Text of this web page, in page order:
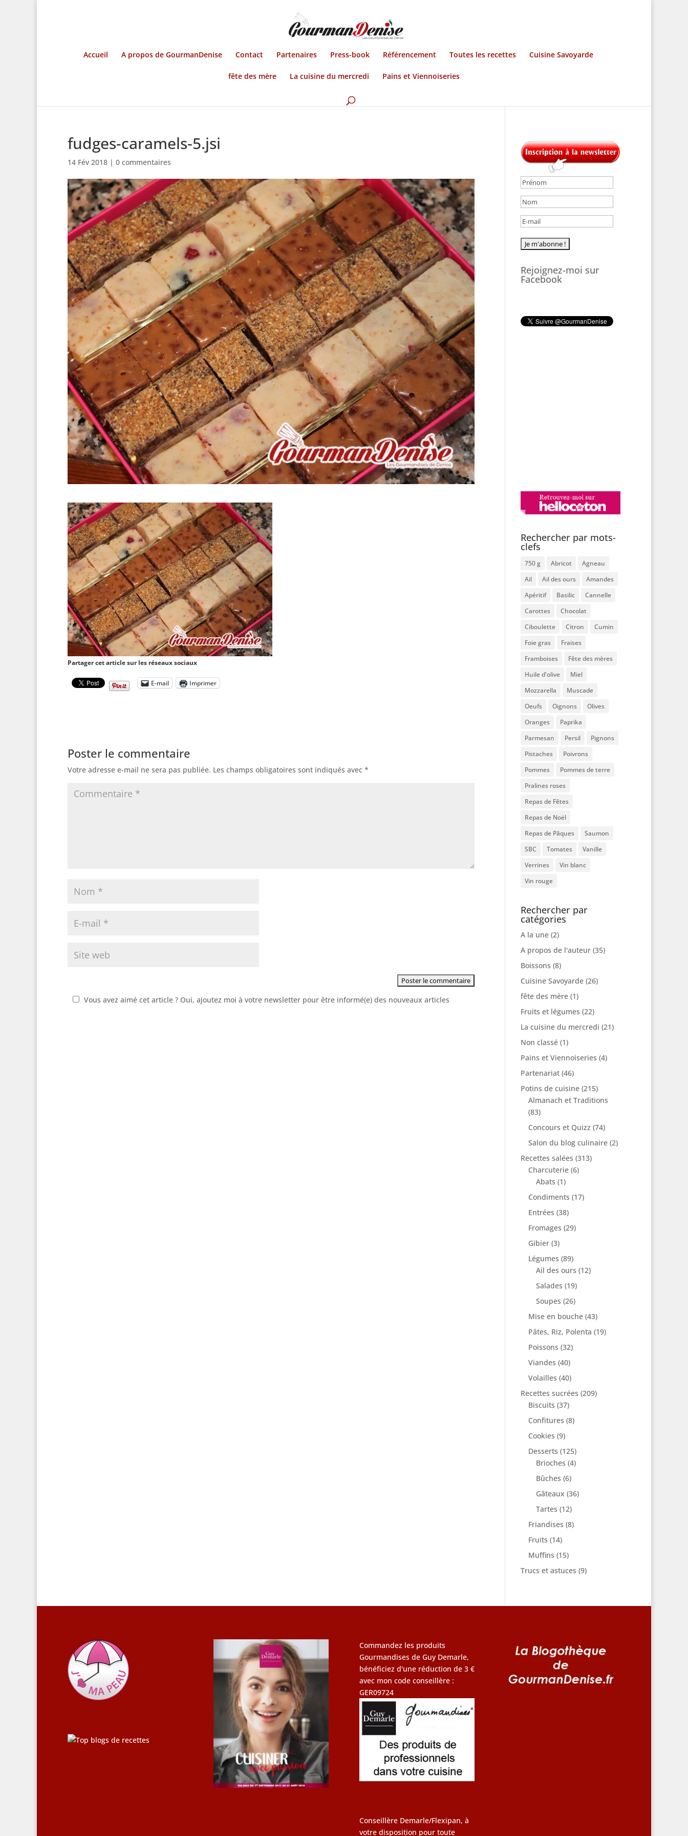
Accueil A propos de GourmanDenise Contact Partenaires Press-book Référencement Toutes les recettes Cuisine Savoyarde
fête des mère La cuisine du mercredi Pains et Viennoiseries
fudges-caramels-5.jsi
14 Fév 2018 | 0 commentaires
Partager cet article sur les réseaux sociaux
E-mail Imprimer
Poster le commentaire
Votre adresse e-mail ne sera pas publiée. Les champs obligatoires sont indiqués avec *
Vous avez aimé cet article ? Oui, ajoutez moi à votre newsletter pour être informé(e) des nouveaux articles
Rejoignez-moi sur
Facebook
Rechercher par mots-
clefs
750 g Abricot
Agneau
Ail
Ail des ours
Amandes
Apéritif
Basilic
Cannelle
Carottes
Chocolat
Ciboulette
Citron
Cumin
Foie gras
Fraises
Framboises
Fête des mères
Huile d'olive
Miel
Mozzarella
Muscade
Oeufs
Oignons
Olives
Oranges
Paprika
Parmesan
Persil
Pignons
Pistaches
Poivrons
Pommes
Pommes de terre
Pralines roses
Repas de Fêtes
Repas de Noël
Repas de Pâques
Saumon
SBC
Tomates
Vanille
Verrines
Vin blanc
Vin rouge
Rechercher par
catégories
A la une(2)
A propos de l'auteur(35)
Boissons (8)
Cuisine Savoyarde(26)
fête des mère(1)
Fruits et légumes (22)
La cuisine du mercredi (21)
Non classé(1)
Pains et Viennoiseries (4)
Partenariat(46)
Potins de cuisine(215)
Almanach et Traditions
(83)
Concours et Quizz (74)
Salon du blog culinaire(2)
Recettes salées (313)
Charcuterie(6)
Abats (1)
Condiments (17)
Entrées (38)
Fromages (29)
Gibier(3)
Légumes (89)
Ail des ours (12)
Salades (19)
Soupes (26)
Mise en bouche(43)
Pâtes, Riz, Polenta (19)
Poissons (32)
Viandes (40)
Volailles (40)
Recettes sucrées (209)
Biscuits (37)
Confitures (8)
Cookies (9)
Desserts (125)
Brioches (4)
Bûches (6)
Gâteaux (36)
Tartes (12)
Friandises (8)
Fruits (14)
Muffins (15)
Trucs et astuces (9)
Commandez les produits
Gourmandises de Guy Demarle,
bénéficiez d'une réduction de 3 €
avec mon code conseillère :
GER09724
Conseillère Demarle/Flexipan, à
votre disposition pour toute